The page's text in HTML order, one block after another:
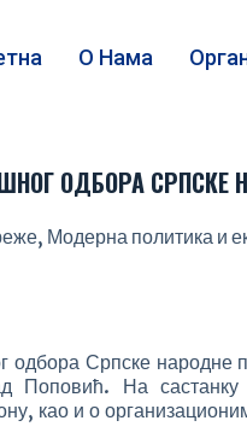
О Нама
ОДБОРА СРПСКЕ
, Модерна политика и
Српске народне
Поповић. На састанку
као и о